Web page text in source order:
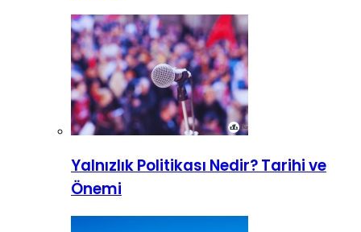
Yalnızlık Politikası Nedir? Tarihi ve
Önemi